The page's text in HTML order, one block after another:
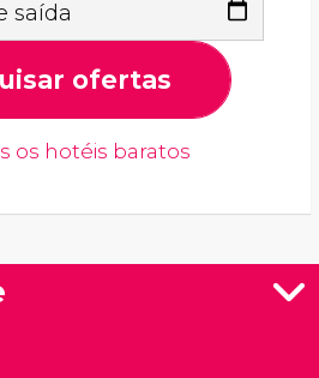
saída
ofertas
os hotéis baratos